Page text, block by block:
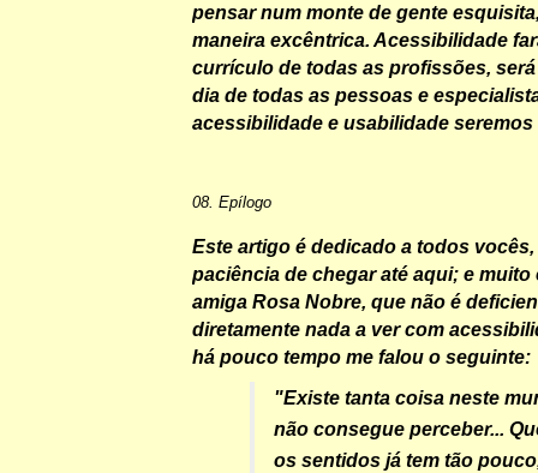
pensar num monte de gente
maneira excêntrica. Acessibilidade
currículo de todas as profissões,
dia de todas as pessoas e
acessibilidade e usabilidade
08. Epílogo
Este artigo é dedicado a todos
paciência de chegar até aqui; e muito
amiga Rosa Nobre, que não é
diretamente nada a ver com
há pouco tempo me falou o seguinte:
"Existe tanta coisa neste
não consegue perceber...
os sentidos já tem tão